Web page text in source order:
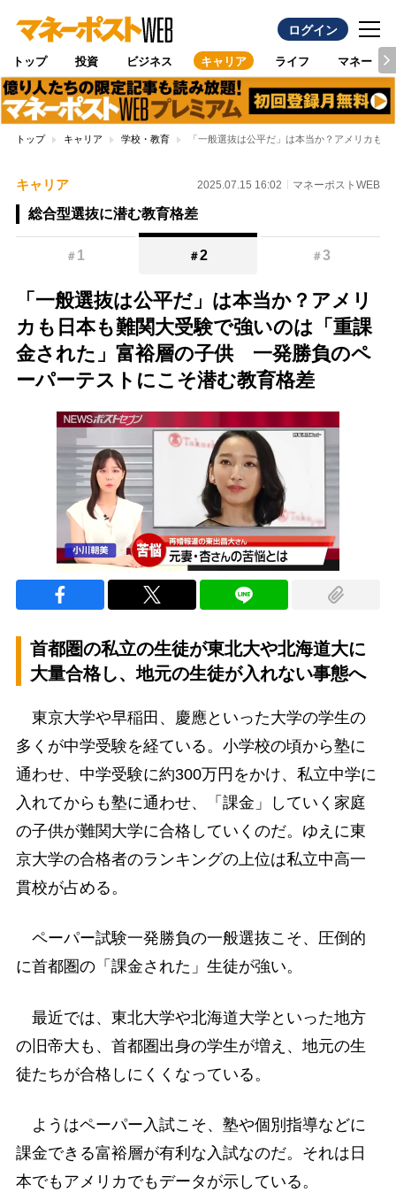
ログイン
トップ 投資 ビジネス キャリア ライフ マネー
トップ キャリア 学校・教育 「一般選抜は公平だ」は本当か？アメリカも
キャリア 2025.07.15 16:02 マネーポストWEB
総合型選抜に潜む教育格差
＃ 1 ＃2 ＃3
「一般選抜は公平だ」は本当か？アメリ
カも日本も難関大受験で強いのは「重課
金された」富裕層の子供 一発勝負のペ
ーパーテストにこそ潜む教育格差
首都圏の私立の生徒が東北大や北海道大に
大量合格し、地元の生徒が入れない事態へ
東京大学や早稲田、慶應といった大学の学生の
多くが中学受験を経ている。小学校の頃から塾に
通わせ、中学受験に約300万円をかけ、私立中学に
入れてからも塾に通わせ、「課金」していく家庭
の子供が難関大学に合格していくのだ。ゆえに東
京大学の合格者のランキングの上位は私立中高一
貫校が占める。
ペーパー試験一発勝負の一般選抜こそ、圧倒的
に首都圏の「課金された」生徒が強い。
最近では、東北大学や北海道大学といった地方
の旧帝大も、首都圏出身の学生が増え、地元の生
徒たちが合格しにくくなっている。
ようはペーパー入試こそ、塾や個別指導などに
課金できる富裕層が有利な入試なのだ。それは日
本でもアメリカでもデータが示している。